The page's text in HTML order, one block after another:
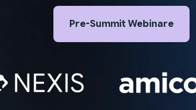
Pre-Summit Webinare